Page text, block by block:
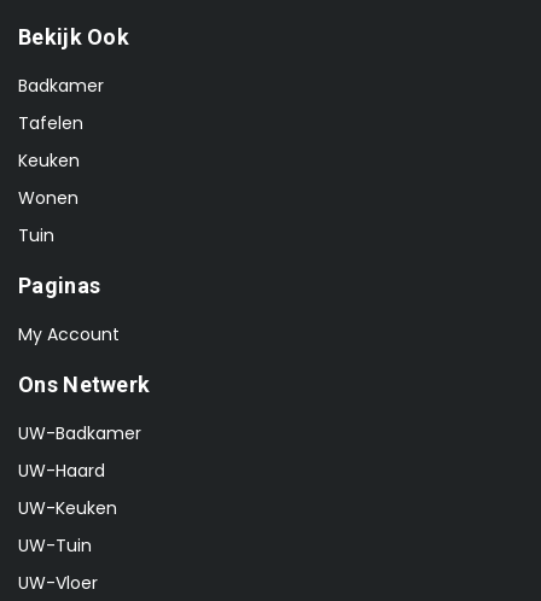
Bekijk Ook
Badkamer
Tafelen
Keuken
Wonen
Tuin
Paginas
My Account
Ons Netwerk
UW-Badkamer
UW-Haard
UW-Keuken
UW-Tuin
UW-Vloer